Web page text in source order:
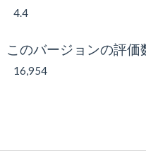
4.4
このバージョンの評価
16,954